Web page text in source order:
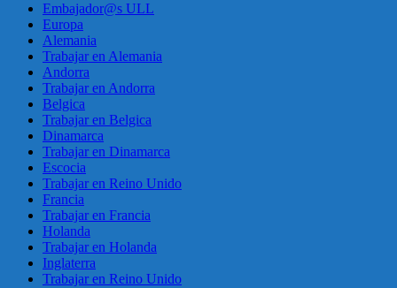
Embajador@s ULL
Europa
Alemania
Trabajar en Alemania
Andorra
Trabajar en Andorra
Belgica
Trabajar en Belgica
Dinamarca
Trabajar en Dinamarca
Escocia
Trabajar en Reino Unido
Francia
Trabajar en Francia
Holanda
Trabajar en Holanda
Inglaterra
Trabajar en Reino Unido